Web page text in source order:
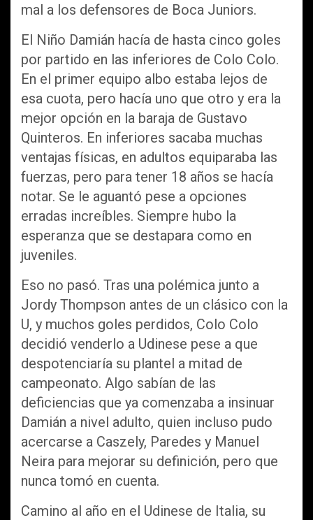
mal a los defensores de Boca Juniors.
El Niño Damián hacía de hasta cinco goles
por partido en las inferiores de Colo Colo.
En el primer equipo albo estaba lejos de
esa cuota, pero hacía uno que otro y era la
mejor opción en la baraja de Gustavo
Quinteros. En inferiores sacaba muchas
ventajas físicas, en adultos equiparaba las
fuerzas, pero para tener 18 años se hacía
notar. Se le aguantó pese a opciones
erradas increíbles. Siempre hubo la
esperanza que se destapara como en
juveniles.
Eso no pasó. Tras una polémica junto a
Jordy Thompson antes de un clásico con la
U, y muchos goles perdidos, Colo Colo
decidió venderlo a Udinese pese a que
despotenciaría su plantel a mitad de
campeonato. Algo sabían de las
deficiencias que ya comenzaba a insinuar
Damián a nivel adulto, quien incluso pudo
acercarse a Caszely, Paredes y Manuel
Neira para mejorar su definición, pero que
nunca tomó en cuenta.
Camino al año en el Udinese de Italia, su